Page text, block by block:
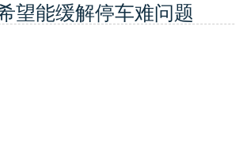
望能缓解停车难问题